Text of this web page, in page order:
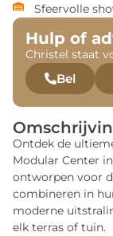
Sfeervolle
Hulp of
Christel staat
Bel
Ontdek de
Modular Center
ontworpen voor
combineren in
moderne
elk terras of tuin.